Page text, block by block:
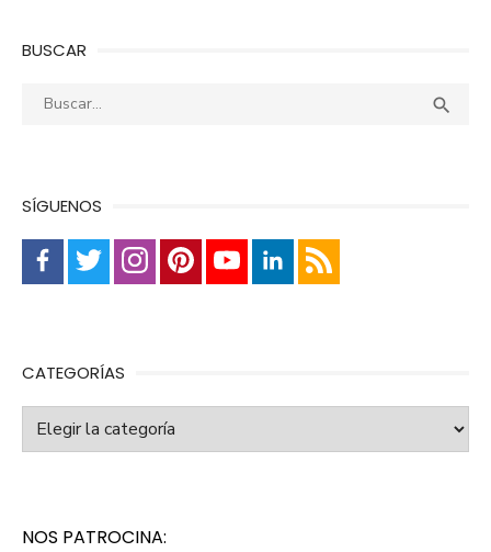
BUSCAR
Buscar: 
SÍGUENOS
CATEGORÍAS
Categorías
NOS PATROCINA: